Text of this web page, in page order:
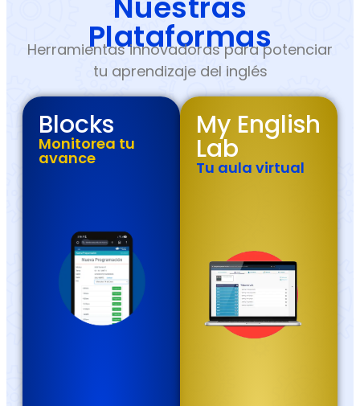
Plataformas
Herramientas innovadoras para potenciar
tu aprendizaje del inglés
Blocks
Monitorea tu
avance
My English
Lab
Tu aula virtual